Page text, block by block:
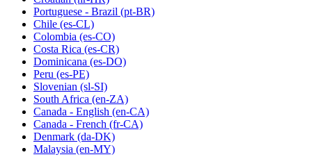
Portuguese - Brazil (pt-BR)
Chile (es-CL)
Colombia (es-CO)
Costa Rica (es-CR)
Dominicana (es-DO)
Peru (es-PE)
Slovenian (sl-SI)
South Africa (en-ZA)
Canada - English (en-CA)
Canada - French (fr-CA)
Denmark (da-DK)
Malaysia (en-MY)